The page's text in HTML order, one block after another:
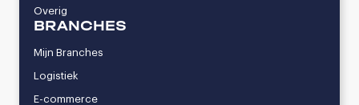
Overig
BRANCHES
Mijn Branches
Logistiek
E-commerce